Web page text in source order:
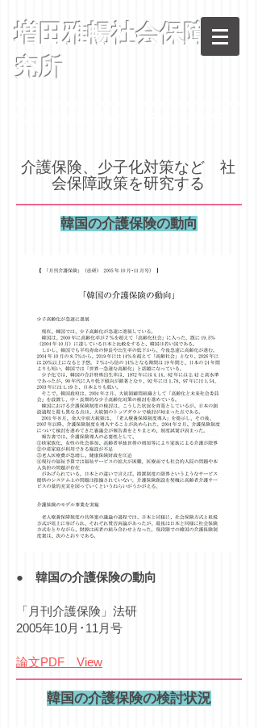
増田雅暢社会保障研
究所
​介護保険、少子化対策など 社
会保障政策を研究する
韓国の介護保険の動向
● 韓国の介護保険の動向
「月刊介護保険」法研
2005年10月･11月号
論文PDF View
韓国の介護保険の検討状況